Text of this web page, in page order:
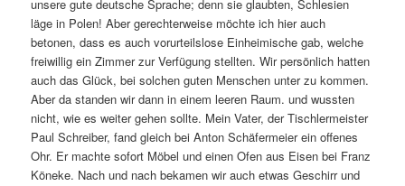
unsere gute deutsche Sprache; denn sie glaubten, Schlesien
läge in Polen! Aber gerechterweise möchte ich hier auch
betonen, dass es auch vorurteilslose Einheimische gab, welche
freiwillig ein Zimmer zur Verfügung stellten. Wir persönlich hatten
auch das Glück, bei solchen guten Menschen unter zu kommen.
Aber da standen wir dann in einem leeren Raum. und wussten
nicht, wie es weiter gehen sollte. Mein Vater, der Tischlermeister
Paul Schreiber, fand gleich bei Anton Schäfermeier ein offenes
Ohr. Er machte sofort Möbel und einen Ofen aus Eisen bei Franz
Köneke. Nach und nach bekamen wir auch etwas Geschirr und